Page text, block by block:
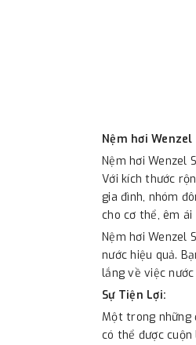
Nệm hơi
Nệm hơi Wenzel
Với kích thước
gia đình, nhóm
cho cơ thể, êm
Nệm hơi Wenzel
nước hiệu quả.
lắng về việc
Sự Tiện Lợi:
Một trong những
có thể được